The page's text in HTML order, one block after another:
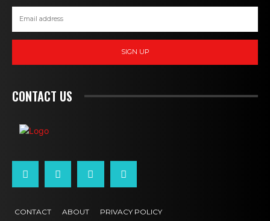
SIGN UP
CONTACT US
CONTACT ABOUT PRIVACY POLICY